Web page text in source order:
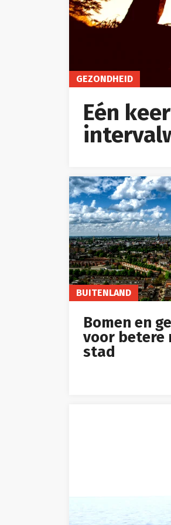
GEZONDHEID
Eén
BUITENLAND
Bomen en
voor betere
stad